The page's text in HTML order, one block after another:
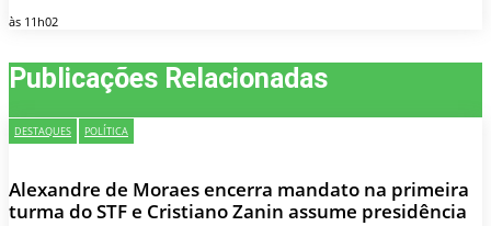
às 11h02
Publicações Relacionadas
DESTAQUES POLÍTICA
Alexandre de Moraes encerra mandato na primeira
turma do STF e Cristiano Zanin assume presidência